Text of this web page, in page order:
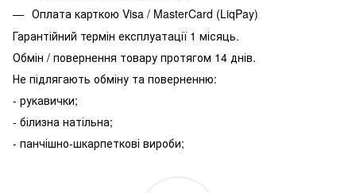
Оплата карткою Visa / MasterCard (LiqPay)
Гарантійний термін експлуатації 1 місяць.
Обмін / повернення товару протягом 14 днів.
Не підлягають обміну та поверненню:
- рукавички;
- білизна натільна;
- панчішно-шкарпеткові вироби;